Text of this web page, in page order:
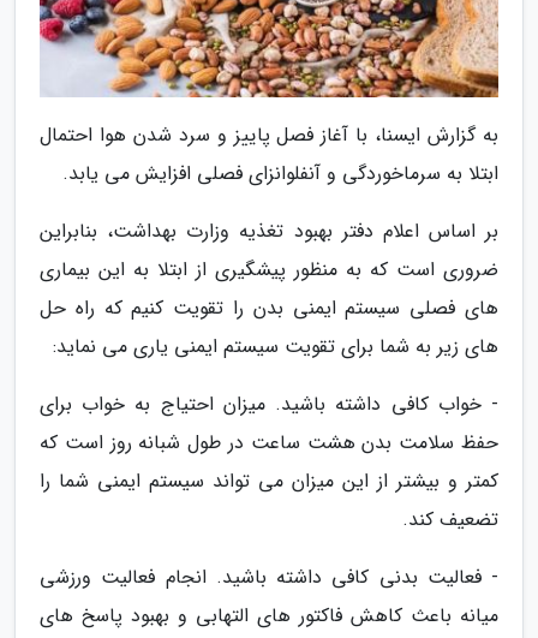
به گزارش ایسنا، با آغاز فصل پاییز و سرد شدن هوا احتمال
ابتلا به سرماخوردگی و آنفلوانزای فصلی افزایش می یابد.
بر اساس اعلام دفتر بهبود تغذیه وزارت بهداشت، بنابراین
ضروری است که به منظور پیشگیری از ابتلا به این بیماری
های فصلی سیستم ایمنی بدن را تقویت کنیم که راه حل
های زیر به شما برای تقویت سیستم ایمنی یاری می نماید:
- خواب کافی داشته باشید. میزان احتیاج به خواب برای
حفظ سلامت بدن هشت ساعت در طول شبانه روز است که
کمتر و بیشتر از این میزان می تواند سیستم ایمنی شما را
تضعیف کند.
- فعالیت بدنی کافی داشته باشید. انجام فعالیت ورزشی
میانه باعث کاهش فاکتور های التهابی و بهبود پاسخ های